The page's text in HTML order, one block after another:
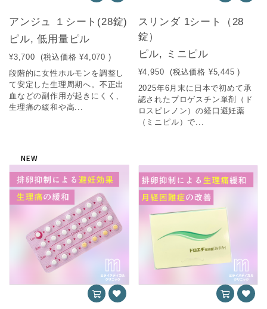
アンジュ １シート(28錠)
ピル, 低用量ピル
¥3,700 (税込価格 ¥4,070 )
段階的に女性ホルモンを調整し
て安定した生理周期へ。不正出
血などの副作用が起きにくく、
生理痛の緩和や高...
スリンダ 1シート（28
錠）
ピル, ミニピル
¥4,950 (税込価格 ¥5,445 )
2025年6月末に日本で初めて承
認されたプロゲスチン単剤（ド
ロスピレノン）の経口避妊薬
（ミニピル）で...
NEW